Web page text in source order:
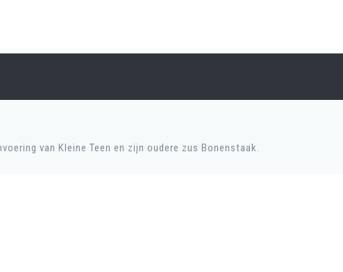
van Kleine Teen en zijn oudere zus Bonenstaak.